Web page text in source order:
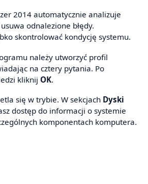
2014 automatycznie analizuje
odnalezione błędy.
skontrolować kondycję systemu.
należy utworzyć profil
na cztery pytania. Po
kliknij OK.
się w trybie. W sekcjach Dyski
dostęp do informacji o systemie
komponentach komputera.